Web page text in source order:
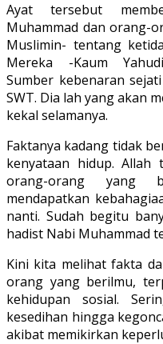
Ayat tersebut
Muhammad dan orang-
Muslimin- tentang
Mereka -Kaum
Sumber kebenaran
SWT. Dia lah yang akan
kekal selamanya.
Faktanya kadang tidak
kenyataan hidup. Allah
orang-orang yang
mendapatkan
nanti. Sudah begitu
hadist Nabi Muhammad
Kini kita melihat fakta
orang yang berilmu,
kehidupan sosial.
kesedihan hingga
akibat memikirkan